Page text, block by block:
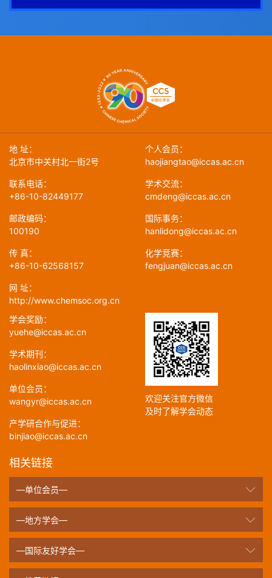
地 址：
北京市中关村北一街2号
联系电话：
+86-10-82449177
邮政编码：
100190
传 真：
+86-10-62568157
网 址：
http://www.chemsoc.org.cn
个人会员：
haojiangtao@iccas.ac.cn
学术交流：
cmdeng@iccas.ac.cn
国际事务：
hanlidong@iccas.ac.cn
化学竞赛：
fengjuan@iccas.ac.cn
学会奖励：
yuehe@iccas.ac.cn
学术期刊：
haolinxiao@iccas.ac.cn
单位会员：
wangyr@iccas.ac.cn
产学研合作与促进：
binjiao@iccas.ac.cn
欢迎关注官方微信
及时了解学会动态
相关链接
—单位会员—
—地方学会—
—国际友好学会—